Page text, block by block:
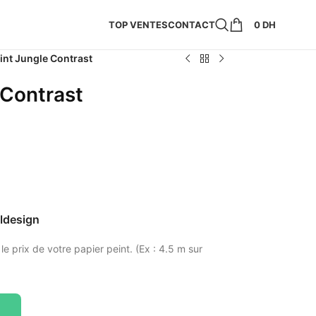
TOP VENTESCONTACT 0DH
Jungle Contrast
prix de votre papier peint. (Ex : 4.5 m sur